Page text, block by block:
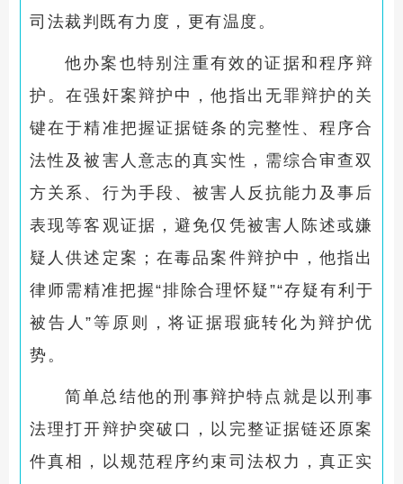
司法裁判既有力度，更有温度。
他办案也特别注重有效的证据和程序辩
护。在强奸案辩护中，他指出无罪辩护的关
键在于精准把握证据链条的完整性、程序合
法性及被害人意志的真实性，需综合审查双
方关系、行为手段、被害人反抗能力及事后
表现等客观证据，避免仅凭被害人陈述或嫌
疑人供述定案；在毒品案件辩护中，他指出
律师需精准把握“排除合理怀疑”“存疑有利于
被告人”等原则，将证据瑕疵转化为辩护优
势。
简单总结他的刑事辩护特点就是以刑事
法理打开辩护突破口，以完整证据链还原案
件真相，以规范程序约束司法权力，真正实